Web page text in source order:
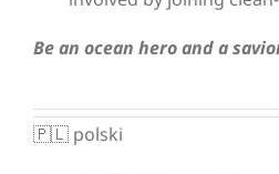
Be an ocean hero and a
🇵🇱 polski